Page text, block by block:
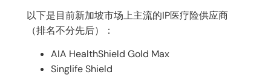
以下是目前新加坡市场上主流的IP医疗险供应商
（排名不分先后）：
AIA HealthShield Gold Max
Singlife Shield